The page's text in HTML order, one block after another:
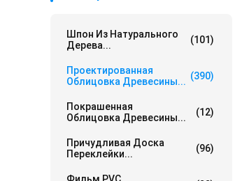
Шпон Из Натурального
Дерева...
(101)
Проектированная
Облицовка Древесины... (390)
Покрашенная
Облицовка Древесины...
(12)
Причудливая Доска
Переклейки...
(96)